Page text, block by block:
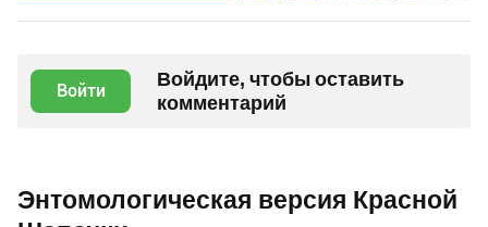
Войти
Войдите, чтобы оставить
комментарий
Энтомологическая версия Красной